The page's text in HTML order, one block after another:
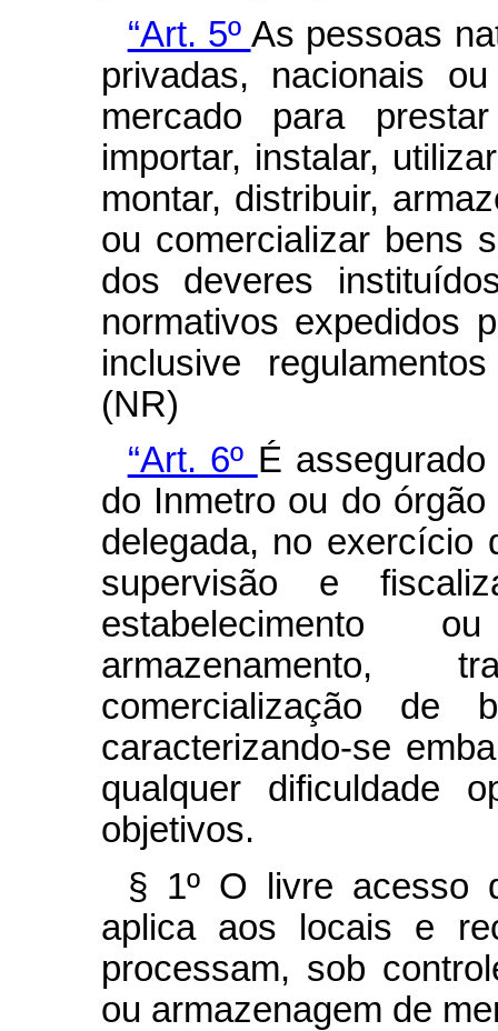
“Art. 5º As pessoas
privadas, nacionais
mercado para
importar, instalar,
montar, distribuir,
ou comercializar bens
dos deveres
normativos expedidos
inclusive
(NR)
“Art. 6º É
do Inmetro ou do
delegada, no exercício
supervisão e
estabelecimento
armazenamento,
comercialização de
caracterizando-se
qualquer dificuldade
objetivos.
§ 1º O livre
aplica aos locais e
processam, sob
ou armazenagem de